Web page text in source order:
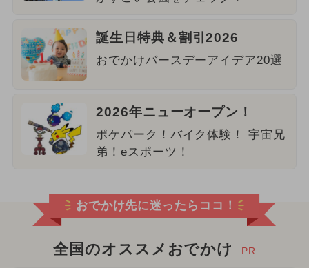
誕生日特典＆割引2026
おでかけバースデーアイデア20選
2026年ニューオープン！
ポケパーク！バイク体験！ 宇宙兄
弟！eスポーツ！
おでかけ先に迷ったらココ！
全国のオススメおでかけ PR